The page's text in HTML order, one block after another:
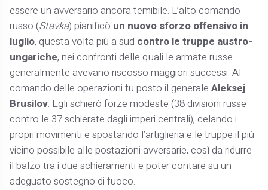
essere un avversario ancora temibile. L’alto comando
russo (Stavka) pianificò un nuovo sforzo offensivo in
luglio, questa volta più a sud contro le truppe austro-
ungariche, nei confronti delle quali le armate russe
generalmente avevano riscosso maggiori successi. Al
comando delle operazioni fu posto il generaleAleksej
Brusilov. Egli schierò forze modeste (38 divisioni russe
contro le 37 schierate dagli imperi centrali), celando i
propri movimenti e spostando l’artiglieria e le truppe il più
vicino possibile alle postazioni avversarie, così da ridurre
il balzo tra i due schieramenti e poter contare su un
adeguato sostegno di fuoco.